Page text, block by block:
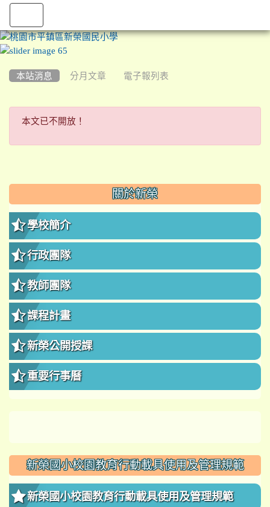
本站消息 分月文章 電子報列表
本文已不開放！
本文已不開放！
::: 關於新榮
學校簡介
行政團隊
教師團隊
課程計畫
新榮公開授課
重要行事曆
新榮國小校園教育行動載具使用及管理規範
新榮國小校園教育行動載具使用及管理規範